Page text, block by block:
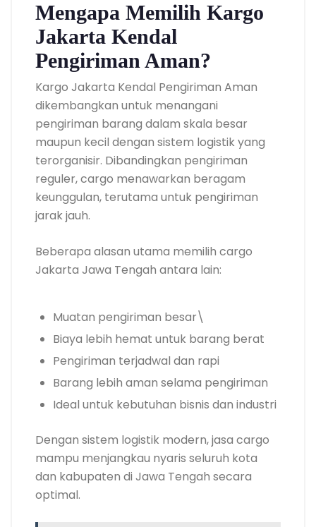
Mengapa Memilih Kargo
Jakarta Kendal
Pengiriman Aman?
Kargo Jakarta Kendal Pengiriman Aman
dikembangkan untuk menangani
pengiriman barang dalam skala besar
maupun kecil dengan sistem logistik yang
terorganisir. Dibandingkan pengiriman
reguler, cargo menawarkan beragam
keunggulan, terutama untuk pengiriman
jarak jauh.
Beberapa alasan utama memilih cargo
Jakarta Jawa Tengah antara lain:
Muatan pengiriman besar\
Biaya lebih hemat untuk barang berat
Pengiriman terjadwal dan rapi
Barang lebih aman selama pengiriman
Ideal untuk kebutuhan bisnis dan industri
Dengan sistem logistik modern, jasa cargo
mampu menjangkau nyaris seluruh kota
dan kabupaten di Jawa Tengah secara
optimal.